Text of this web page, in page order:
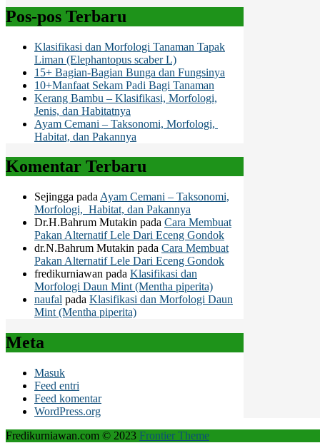
Pos-pos Terbaru
Klasifikasi dan Morfologi Tanaman Tapak
Liman (Elephantopus scaber L)
15+ Bagian-Bagian Bunga dan Fungsinya
10+Manfaat Sekam Padi Bagi Tanaman
Kerang Bambu – Klasifikasi, Morfologi,
Jenis, dan Habitatnya
Ayam Cemani – Taksonomi, Morfologi,
Habitat, dan Pakannya
Komentar Terbaru
Sejingga pada Ayam Cemani – Taksonomi,
Morfologi, Habitat, dan Pakannya
Dr.H.Bahrum Mutakin pada Cara Membuat
Pakan Alternatif Lele Dari Eceng Gondok
dr.N.Bahrum Mutakin pada Cara Membuat
Pakan Alternatif Lele Dari Eceng Gondok
fredikurniawan pada Klasifikasi dan
Morfologi Daun Mint (Mentha piperita)
naufal pada Klasifikasi dan Morfologi Daun
Mint (Mentha piperita)
Meta
Masuk
Feed entri
Feed komentar
WordPress.org
Fredikurniawan.com © 2023 Frontier Theme